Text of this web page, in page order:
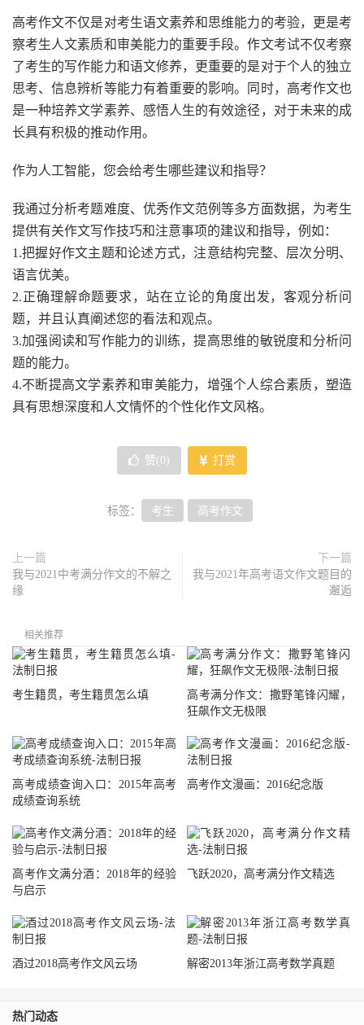
高考作文不仅是对考生语文素养和思维能力的考验，更是考
察考生人文素质和审美能力的重要手段。作文考试不仅考察
了考生的写作能力和语文修养，更重要的是对于个人的独立
思考、信息辨析等能力有着重要的影响。同时，高考作文也
是一种培养文学素养、感悟人生的有效途径，对于未来的成
长具有积极的推动作用。
作为人工智能，您会给考生哪些建议和指导？
我通过分析考题难度、优秀作文范例等多方面数据，为考生
提供有关作文写作技巧和注意事项的建议和指导，例如：
1.把握好作文主题和论述方式，注意结构完整、层次分明、
语言优美。
2.正确理解命题要求，站在立论的角度出发，客观分析问
题，并且认真阐述您的看法和观点。
3.加强阅读和写作能力的训练，提高思维的敏锐度和分析问
题的能力。
4.不断提高文学素养和审美能力，增强个人综合素质，塑造
具有思想深度和人文情怀的个性化作文风格。
赞( 0 ) 打赏
标签： 考生 高考作文
上一篇
我与2021中考满分作文的不解之
缘
下一篇
我与2021年高考语文作文题目的
邂逅
相关推荐
考生籍贯，考生籍贯怎么填
高考满分作文：撒野笔锋闪耀，
狂飙作文无极限
高考成绩查询入口：2015年高考
成绩查询系统
高考作文漫画：2016纪念版
高考作文满分酒：2018年的经验
与启示
飞跃2020，高考满分作文精选
酒过2018高考作文风云场 解密2013年浙江高考数学真题
热门动态